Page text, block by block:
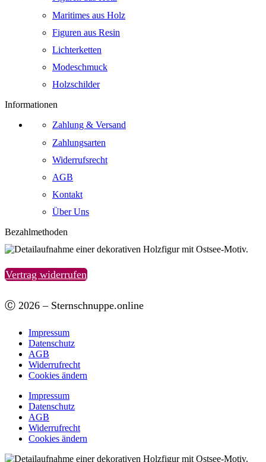
Maritimes aus Holz
Figuren aus Resin
Lichterketten
Modeschmuck
Holzschilder
Informationen
Zahlung & Versand
Zahlungsarten
Widerrufsrecht
AGB
Kontakt
Über Uns
Bezahlmethoden
Vertrag widerrufen
Ⓒ 2026 – Sternschnuppe.online
Impressum
Datenschutz
AGB
Widerrufrecht
Cookies ändern
Impressum
Datenschutz
AGB
Widerrufrecht
Cookies ändern